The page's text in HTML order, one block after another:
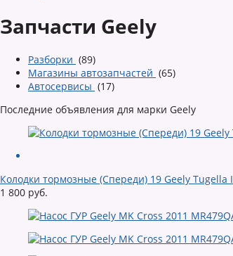
Запчасти Geely
Разборки (89)
Магазины автозапчастей (65)
Автосервисы (17)
Последние объявления для марки Geely
Колодки тормозные (Спереди) 19 Geely Tugella I
1 800 руб.